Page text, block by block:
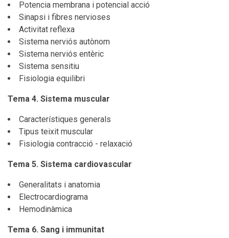
Potencia membrana i potencial acció
Sinapsi i fibres nervioses
Activitat reflexa
Sistema nerviós autònom
Sistema nerviós entèric
Sistema sensitiu
Fisiologia equilibri
Tema 4. Sistema muscular
Característiques generals
Tipus teixit muscular
Fisiologia contracció - relaxació
Tema 5. Sistema cardiovascular
Generalitats i anatomia
Electrocardiograma
Hemodinàmica
Tema 6. Sang i immunitat